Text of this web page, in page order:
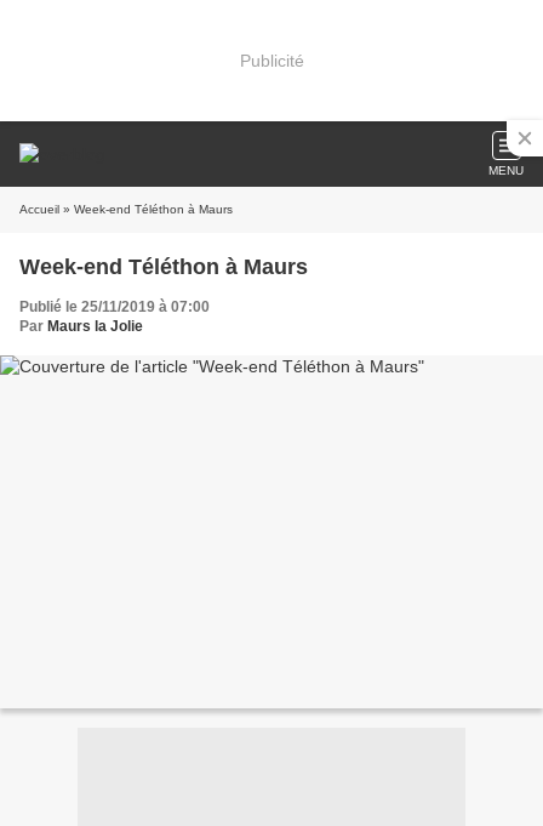
Publicité
MENU
Accueil » Week-end Téléthon à Maurs
Week-end Téléthon à Maurs
Publié le 25/11/2019 à 07:00
Par Maurs la Jolie